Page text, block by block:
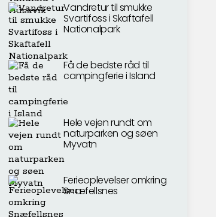
Vandretur til smukke
Svartifoss i Skaftafell
Nationalpark
Få de bedste råd til
campingferie i Island
Hele vejen rundt om
naturparken og søen
Myvatn
Ferieoplevelser omkring
Snæfellsnes